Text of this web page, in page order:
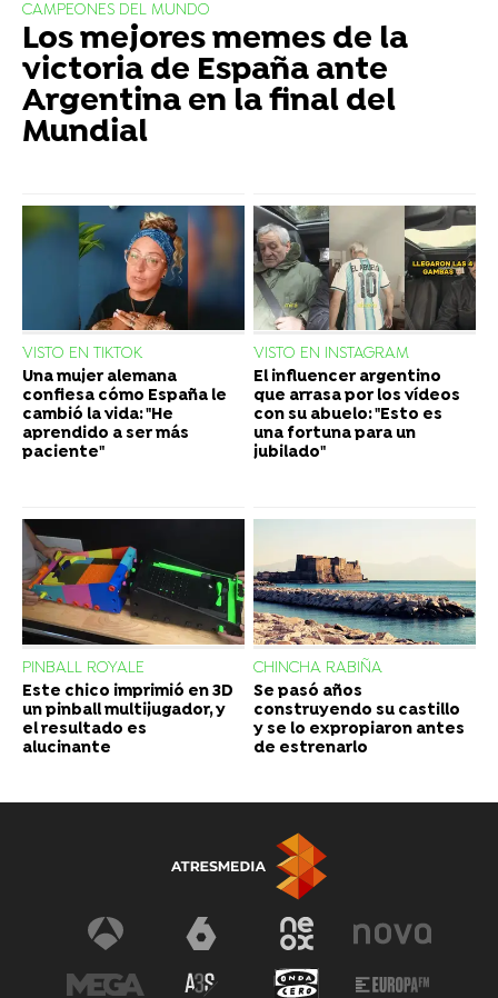
CAMPEONES DEL MUNDO
Los mejores memes de la
victoria de España ante
Argentina en la final del
Mundial
VISTO EN TIKTOK
Una mujer alemana
confiesa cómo España le
cambió la vida: "He
aprendido a ser más
paciente"
VISTO EN INSTAGRAM
El influencer argentino
que arrasa por los vídeos
con su abuelo: "Esto es
una fortuna para un
jubilado"
PINBALL ROYALE
Este chico imprimió en 3D
un pinball multijugador, y
el resultado es
alucinante
CHINCHA RABIÑA
Se pasó años
construyendo su castillo
y se lo expropiaron antes
de estrenarlo